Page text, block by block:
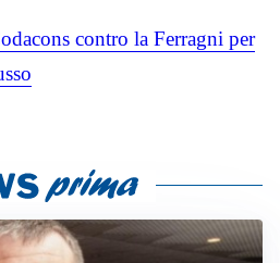
contro la Ferragni per